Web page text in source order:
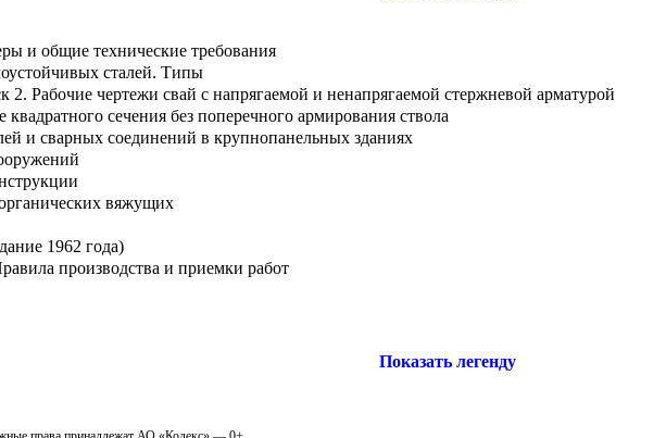
и общие технические требования
сталей. Типы
Рабочие чертежи свай с напрягаемой и ненапрягаемой стержневой арматурой
сечения без поперечного армирования ствола
и сварных соединений в крупнопанельных зданиях
вяжущих
1962 года)
производства и приемки работ
Показать легенду